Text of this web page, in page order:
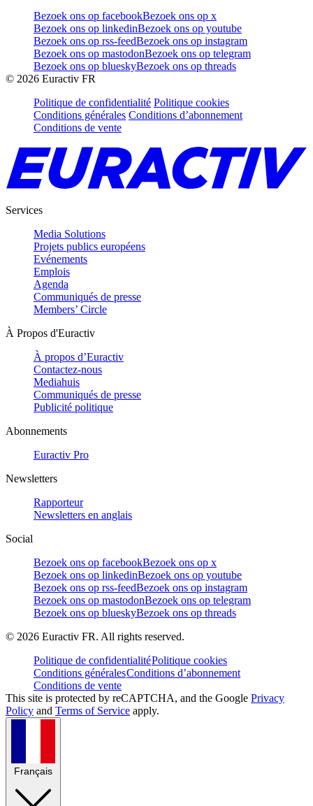
Bezoek ons op facebookBezoek ons op x
Bezoek ons op linkedinBezoek ons op youtube
Bezoek ons op rss-feedBezoek ons op instagram
Bezoek ons op mastodonBezoek ons op telegram
Bezoek ons op blueskyBezoek ons op threads
© 2026 Euractiv FR
Politique de confidentialité Politique cookies
Conditions générales Conditions d’abonnement
Conditions de vente
Services
Media Solutions
Projets publics européens
Evénements
Emplois
Agenda
Communiqués de presse
Members’ Circle
À Propos d'Euractiv
À propos d’Euractiv
Contactez-nous
Mediahuis
Communiqués de presse
Publicité politique
Abonnements
Euractiv Pro
Newsletters
Rapporteur
Newsletters en anglais
Social
Bezoek ons op facebookBezoek ons op x
Bezoek ons op linkedinBezoek ons op youtube
Bezoek ons op rss-feedBezoek ons op instagram
Bezoek ons op mastodonBezoek ons op telegram
Bezoek ons op blueskyBezoek ons op threads
© 2026 Euractiv FR. All rights reserved.
Politique de confidentialitéPolitique cookies
Conditions généralesConditions d’abonnement
Conditions de vente
This site is protected by reCAPTCHA, and the Google Privacy
Policy and Terms of Service apply.
Français